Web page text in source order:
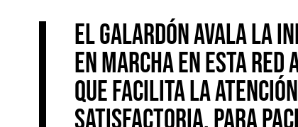
El galardón avala la
en marcha en esta
que facilita la